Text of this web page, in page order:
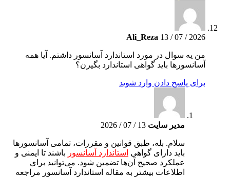
Ali_Reza 13 / 07 / 2026
من یه سوال در مورد استاندارد آسانسور داشتم. آیا همه
آسانسورها باید گواهی استاندارد بگیرن؟
برای پاسخ دادن وارد شوید
مدیر سایت 13 / 07 / 2026
سلام. بله، طبق قوانین و مقررات، تمامی آسانسورها
باید دارای گواهی استاندارد آسانسور باشند تا ایمنی و
عملکرد صحیح آن‌ها تضمین شود. می‌توانید برای
اطلاعات بیشتر به مقاله استاندارد آسانسور مراجعه